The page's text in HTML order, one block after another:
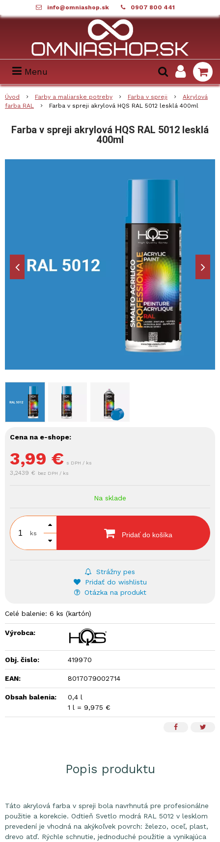
info@omniashop.sk 0907 800 441
Menu
Úvod Farby a maliarske potreby Farba v spreji
Akrylová
farba RAL
Farba v spreji akrylová HQS RAL 5012 lesklá 400ml
Farba v spreji akrylová HQS RAL 5012 lesklá
400ml
Cena na e-shope:
3,99 € s DPH / ks
3,2439 € bez DPH / ks
Na sklade
ks Pridať do košíka
Strážny pes
Pridať do wishlistu
Otázka na produkt
Celé balenie: 6 ks (kartón)
Výrobca:
Obj. čislo: 419970
EAN: 8017079002714
Obsah balenia:
0,4 l
1 l = 9,975 €
Popis produktu
Táto akrylová farba v spreji bola navrhnutá pre profesionálne
použitie a korekcie. Odtieň Svetlo modrá RAL 5012 v lesklom
prevedení je vhodná na akýkoľvek povrch: železo, oceľ, plast,
drevo atď. Rýchle schnutie, jednoduché použitie a vynikajúca